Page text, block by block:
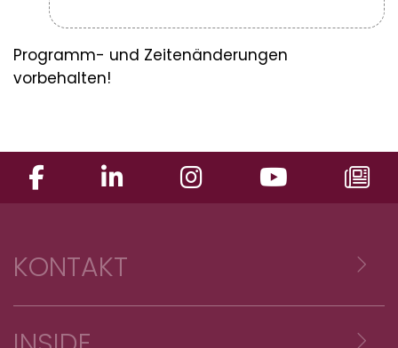
Programm- und Zeitenänderungen
vorbehalten!
KONTAKT